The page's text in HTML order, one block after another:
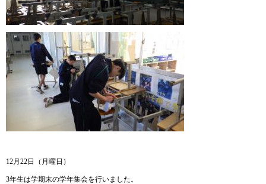
12月22日（月曜日）
3年生は学期末の学年集会を行いました。